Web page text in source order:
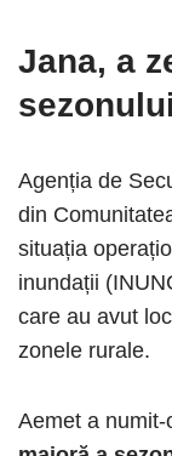
Jana, a
sezonului
Agenția de
din
situația
inundații
care au avut
zonele rurale.
Aemet a numit-